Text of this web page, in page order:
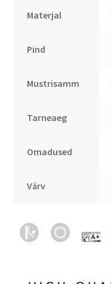
Materjal
Pind
Mustrisamm
Tarneaeg
Omadused
Värv